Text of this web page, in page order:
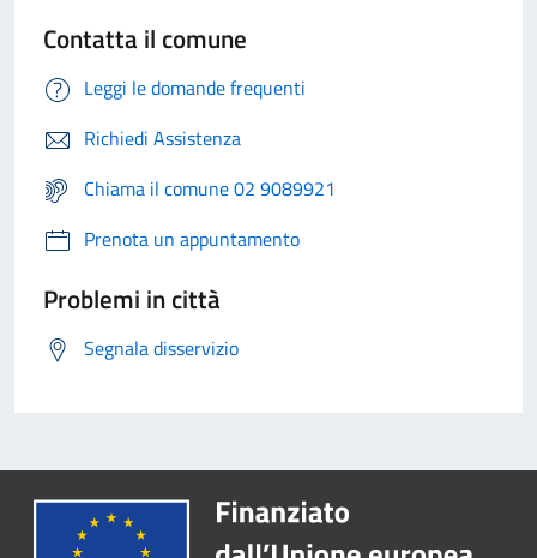
Contatta il comune
Leggi le domande frequenti
Richiedi Assistenza
Chiama il comune 02 9089921
Prenota un appuntamento
Problemi in città
Segnala disservizio